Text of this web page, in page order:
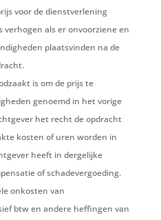
voor de dienstverlening
als er onvoorziene en
plaatsvinden na de
is om de prijs te
genoemd in het vorige
het recht de opdracht
kosten of uren worden in
heeft in dergelijke
of schadevergoeding.
onkosten van
btw en andere heffingen van